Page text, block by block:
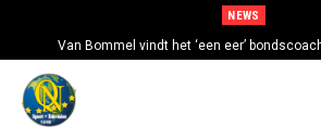
NEWS
Van Bommel vindt het ‘een eer’